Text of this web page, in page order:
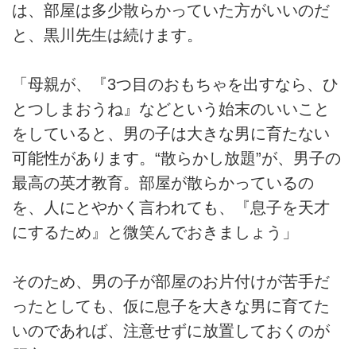
は、部屋は多少散らかっていた方がいいのだ
と、黒川先生は続けます。
「母親が、『3つ目のおもちゃを出すなら、ひ
とつしまおうね』などという始末のいいこと
をしていると、男の子は大きな男に育たない
可能性があります。“散らかし放題”が、男子の
最高の英才教育。部屋が散らかっているの
を、人にとやかく言われても、『息子を天才
にするため』と微笑んでおきましょう」
そのため、男の子が部屋のお片付けが苦手だ
ったとしても、仮に息子を大きな男に育てた
いのであれば、注意せずに放置しておくのが